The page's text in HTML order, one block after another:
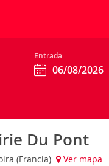
Entrada
Du Pont
(Francia) Ver mapa